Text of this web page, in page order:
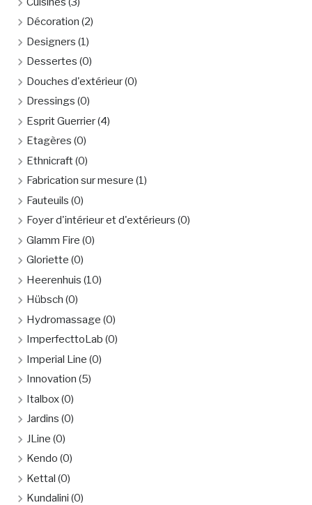
Décoration (2)
Designers (1)
Dessertes (0)
Douches d'extérieur(0)
Dressings (0)
Esprit Guerrier(4)
Etagères (0)
Ethnicraft(0)
Fabrication sur mesure (1)
Fauteuils (0)
Foyer d'intérieur et d'extérieurs (0)
Glamm Fire (0)
Gloriette (0)
Heerenhuis (10)
Hübsch (0)
Hydromassage (0)
ImperfecttoLab (0)
Imperial Line (0)
Innovation (5)
Italbox(0)
Jardins (0)
JLine (0)
Kendo (0)
Kettal (0)
Kundalini (0)